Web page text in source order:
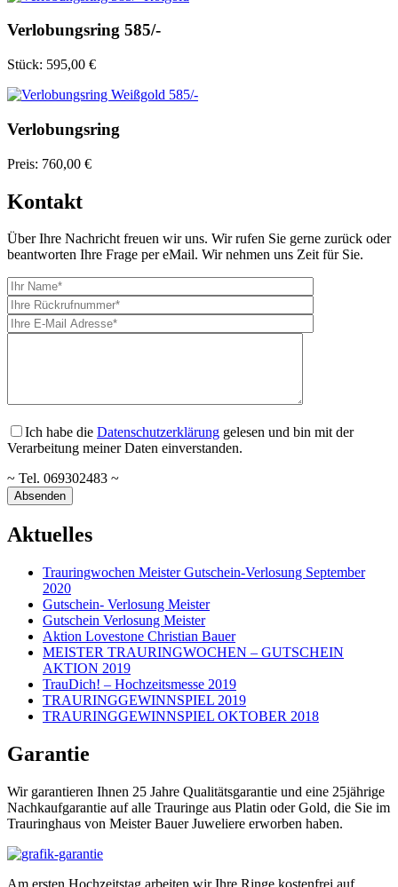
Verlobungsring 585/-
Stück: 595,00 €
Verlobungsring
Preis: 760,00 €
Kontakt
Über Ihre Nachricht freuen wir uns. Wir rufen Sie gerne zurück oder
beantworten Ihre Frage per eMail. Wir nehmen uns Zeit für Sie.
Ich habe die Datenschutzerklärung gelesen und bin mit der
Verarbeitung meiner Daten einverstanden.
~ Tel. 069302483 ~
Aktuelles
Trauringwochen Meister Gutschein-Verlosung September
2020
Gutschein- Verlosung Meister
Gutschein Verlosung Meister
Aktion Lovestone Christian Bauer
MEISTER TRAURINGWOCHEN – GUTSCHEIN
AKTION 2019
TrauDich! – Hochzeitsmesse 2019
TRAURINGGEWINNSPIEL 2019
TRAURINGGEWINNSPIEL OKTOBER 2018
Garantie
Wir garantieren Ihnen 25 Jahre Qualitätsgarantie und eine 25jährige
Nachkaufgarantie auf alle Trauringe aus Platin oder Gold, die Sie im
Trauringhaus von Meister Bauer Juweliere erworben haben.
Am ersten Hochzeitstag arbeiten wir Ihre Ringe kostenfrei auf,